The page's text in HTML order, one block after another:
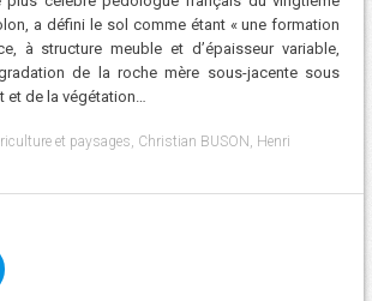
a défini le sol comme étant « une formation
à structure meuble et d’épaisseur variable,
de la roche mère sous-jacente sous
et de la végétation…
et paysages Christian BUSON Henri